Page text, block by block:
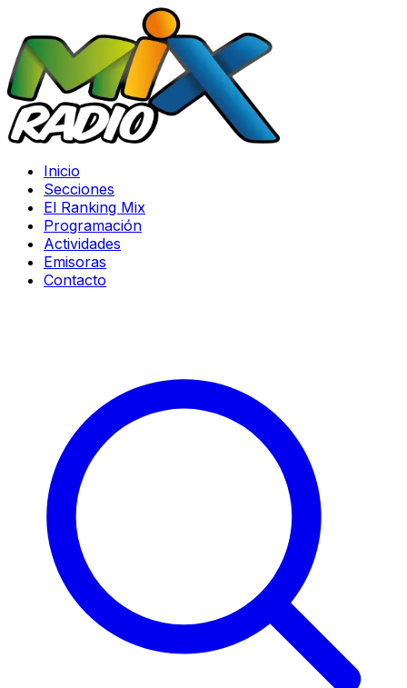
Inicio
Secciones
El Ranking Mix
Programación
Actividades
Emisoras
Contacto